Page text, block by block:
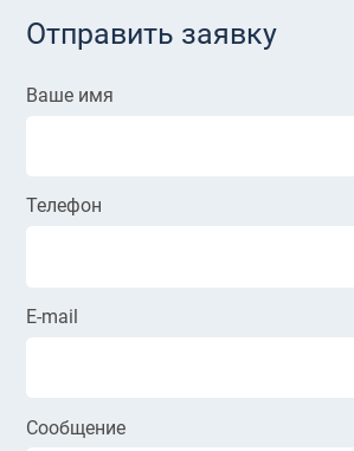
Отправить заявку
Ваше имя
Телефон
E-mail
Сообщение